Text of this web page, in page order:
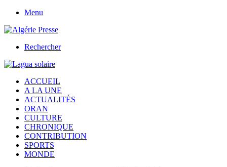
Menu
Rechercher
ACCUEIL
A LA UNE
ACTUALITÉS
ORAN
CULTURE
CHRONIQUE
CONTRIBUTION
SPORTS
MONDE